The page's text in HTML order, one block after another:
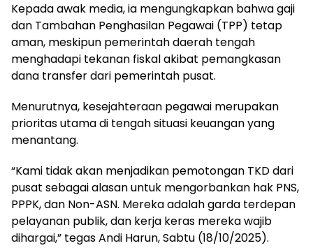
Kepada awak media, ia mengungkapkan bahwa gaji
dan Tambahan Penghasilan Pegawai (TPP) tetap
aman, meskipun pemerintah daerah tengah
menghadapi tekanan fiskal akibat pemangkasan
dana transfer dari pemerintah pusat.
Menurutnya, kesejahteraan pegawai merupakan
prioritas utama di tengah situasi keuangan yang
menantang.
“Kami tidak akan menjadikan pemotongan TKD dari
pusat sebagai alasan untuk mengorbankan hak PNS,
PPPK, dan Non-ASN. Mereka adalah garda terdepan
pelayanan publik, dan kerja keras mereka wajib
dihargai,” tegas Andi Harun, Sabtu (18/10/2025).